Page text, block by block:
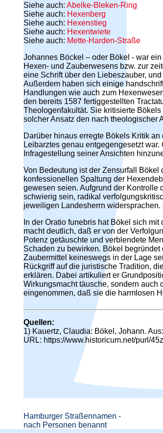
Hamburger Straßennamen -
nach Personen benannt
Siehe auch: Abelke-Bleken-Ring
Siehe auch: Hexenberg
Siehe auch: Hexenstieg
Siehe auch: Hexentwiete
Siehe auch: Mette-Harden-Straße
Johannes Böckel – oder Bökel - war
Hexen- und Zauberwesens bzw. zur
eine Schrift über den Liebeszauber,
Außerdem haben sich einige
Handlungen wie auch zum
den bereits 1587 fertiggestellten
Theologenfakultät. Sie kritisierte
solcher Ansatz den nach theologischer
Darüber hinaus erregte Bökels Kritik
Leibarztes genau entgegengesetzt
Infragestellung seiner Ansichten
Von Bedeutung ist der Zensurfall
konfessionellen Spaltung der
gewesen seien. Aufgrund der Kontrolle
schwierig sein, radikal
jeweiligen Landesherrn
In der Oratio funebris hat Bökel sich
macht deutlich, daß er von der
Potenz getäuschte und verblendete
Schaden zu bewirken. Bökel
Zaubermittel keineswegs in der Lage
Rückgriff auf die juristische Tradition,
erklären. Dabei artikuliert er
Wirkungsmacht täusche, sondern
eingenommen, daß sie die harmlosen
Quellen:
1) Kauertz, Claudia: Bökel, Johann.
URL: https://www.historicum.net/purl/